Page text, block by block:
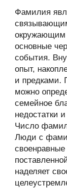
Фамилия
окружающим
основные
события.
опыт,
и предками.
можно
семейное
недостатки
Число
Люди с
наделяет